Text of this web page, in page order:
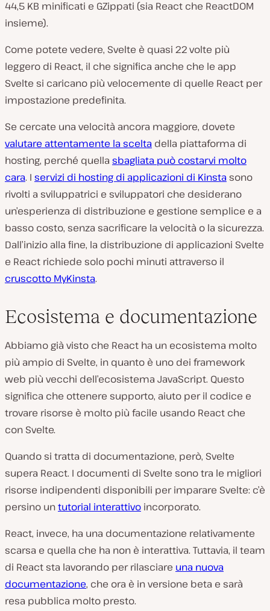
44,5 KB minificati e GZippati (sia React che ReactDOM
insieme).
Come potete vedere, Svelte è quasi 22 volte più
leggero di React, il che significa anche che le app
Svelte si caricano più velocemente di quelle React per
impostazione predefinita.
Se cercate una velocità ancora maggiore, dovete
valutare attentamente la scelta della piattaforma di
hosting, perché quella sbagliata può costarvi molto
cara. I servizi di hosting di applicazioni di Kinsta sono
rivolti a sviluppatrici e sviluppatori che desiderano
un’esperienza di distribuzione e gestione semplice e a
basso costo, senza sacrificare la velocità o la sicurezza.
Dall’inizio alla fine, la distribuzione di applicazioni Svelte
e React richiede solo pochi minuti attraverso il
cruscotto MyKinsta.
Ecosistema e documentazione
Abbiamo già visto che React ha un ecosistema molto
più ampio di Svelte, in quanto è uno dei framework
web più vecchi dell’ecosistema JavaScript. Questo
significa che ottenere supporto, aiuto per il codice e
trovare risorse è molto più facile usando React che
con Svelte.
Quando si tratta di documentazione, però, Svelte
supera React. I documenti di Svelte sono tra le migliori
risorse indipendenti disponibili per imparare Svelte: c’è
persino untutorial interattivo incorporato.
React, invece, ha una documentazione relativamente
scarsa e quella che ha non è interattiva. Tuttavia, il team
di React sta lavorando per rilasciare una nuova
documentazione, che ora è in versione beta e sarà
resa pubblica molto presto.